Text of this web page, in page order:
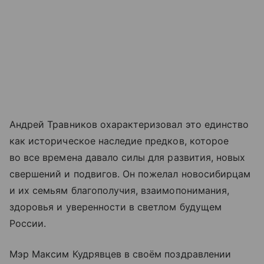
Андрей Травников охарактеризовал это единство
как историческое наследие предков, которое
во все времена давало силы для развития, новых
свершений и подвигов. Он пожелал новосибирцам
и их семьям благополучия, взаимопонимания,
здоровья и уверенности в светлом будущем
России.
Мэр Максим Кудрявцев в своём поздравлении